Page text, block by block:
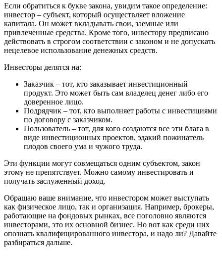
Если обратиться к букве закона, увидим такое определение:
инвестор – субъект, который осуществляет вложение
капитала. Он может вкладывать свои, заемные или
привлеченные средства. Кроме того, инвестору предписано
действовать в строгом соответствии с законом и не допускать
нецелевое использование денежных средств.
Инвесторы делятся на:
Заказчик – тот, кто заказывает инвестиционный
продукт. Это может быть сам владелец денег либо его
доверенное лицо.
Подрядчик – тот, кто выполняет работы с инвестициями
по договору с заказчиком.
Пользователь – тот, для кого создаются все эти блага в
виде инвестиционных проектов, эдакий пожинатель
плодов своего ума и чужого труда.
Эти функции могут совмещаться одним субъектом, закон
этому не препятствует. Можно самому инвестировать и
получать заслуженный доход.
Обращаю ваше внимание, что инвестором может выступать
как физическое лицо, так и организация. Например, брокеры,
работающие на фондовых рынках, все поголовно являются
инвесторами, это их основной бизнес. Но вот как среди них
опознать квалифицированного инвестора, и надо ли? Давайте
разбираться дальше.